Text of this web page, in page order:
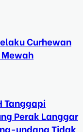
Curhewan
Tanggapi
Perak Langgar
undang Tidak